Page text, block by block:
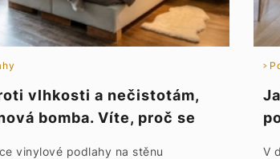
vlhkosti a nečistotám,
bomba. Víte, proč se
vinylové podlahy na stěnu
V